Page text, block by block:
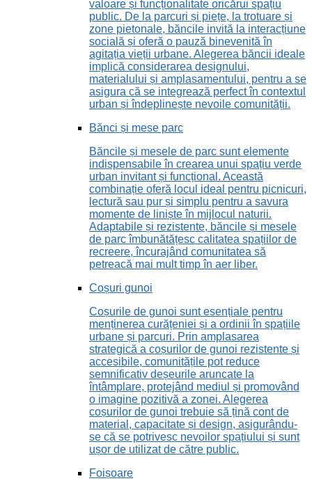
valoare și funcționalitate oricărui spațiu
public. De la parcuri și piețe, la trotuare și
zone pietonale, băncile invită la interacțiune
socială și oferă o pauză binevenită în
agitația vieții urbane. Alegerea băncii ideale
implică considerarea designului,
materialului și amplasamentului, pentru a se
asigura că se integrează perfect în contextul
urban și îndeplinește nevoile comunității.
Bănci și mese parc
Băncile și mesele de parc sunt elemente
indispensabile în crearea unui spațiu verde
urban invitant și funcțional. Această
combinație oferă locul ideal pentru picnicuri,
lectură sau pur și simplu pentru a savura
momente de liniște în mijlocul naturii.
Adaptabile și rezistente, băncile și mesele
de parc îmbunătățesc calitatea spațiilor de
recreere, încurajând comunitatea să
petreacă mai mult timp în aer liber.
Coșuri gunoi
Coșurile de gunoi sunt esențiale pentru
menținerea curățeniei și a ordinii în spațiile
urbane și parcuri. Prin amplasarea
strategică a coșurilor de gunoi rezistente și
accesibile, comunitățile pot reduce
semnificativ deșeurile aruncate la
întâmplare, protejând mediul și promovând
o imagine pozitivă a zonei. Alegerea
coșurilor de gunoi trebuie să țină cont de
material, capacitate și design, asigurându-
se că se potrivesc nevoilor spațiului și sunt
ușor de utilizat de către public.
Foișoare